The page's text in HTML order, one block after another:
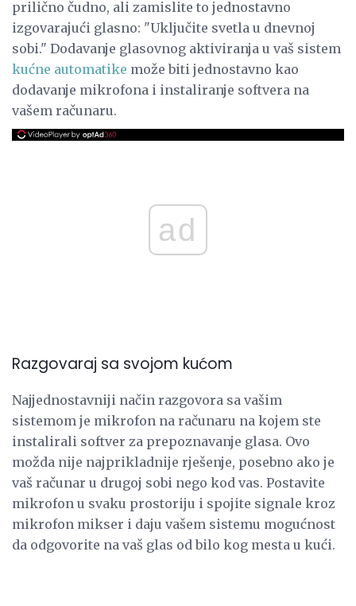
prilično čudno, ali zamislite to jednostavno
izgovarajući glasno: "Uključite svetla u dnevnoj
sobi." Dodavanje glasovnog aktiviranja u vaš sistem
kućne automatike može biti jednostavno kao
dodavanje mikrofona i instaliranje softvera na
vašem računaru.
ad
Razgovaraj sa svojom kućom
Najjednostavniji način razgovora sa vašim
sistemom je mikrofon na računaru na kojem ste
instalirali softver za prepoznavanje glasa. Ovo
možda nije najprikladnije rješenje, posebno ako je
vaš računar u drugoj sobi nego kod vas. Postavite
mikrofon u svaku prostoriju i spojite signale kroz
mikrofon mikser i daju vašem sistemu mogućnost
da odgovorite na vaš glas od bilo kog mesta u kući.